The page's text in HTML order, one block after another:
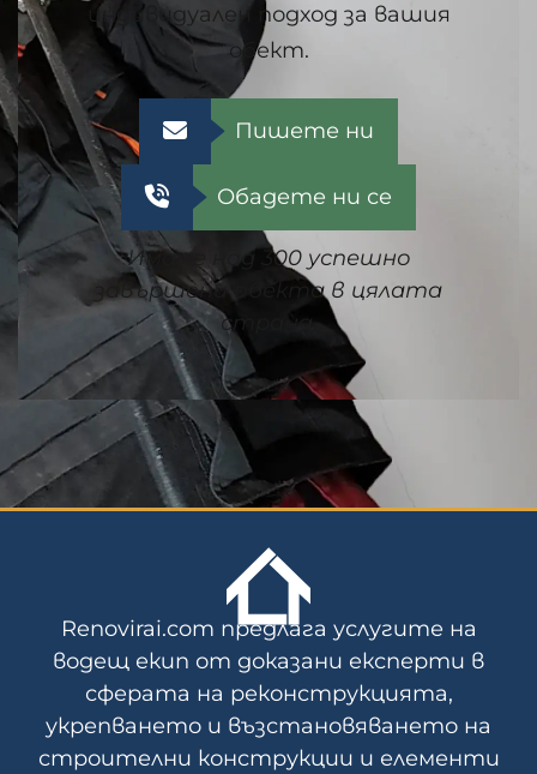
индивидуален подход за вашия
обект.
Пишете ни
Обадете ни се
Имаме над 300 успешно
завършени обекта в цялата
страна.
Renovirai.com предлага услугите на
водещ екип от доказани експерти в
сферата на реконструкцията,
укрепването и възстановяването на
строителни конструкции и елементи